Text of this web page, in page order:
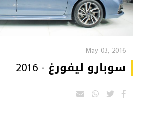
May 03, 2016
سوبارو ليفورغ - 2016